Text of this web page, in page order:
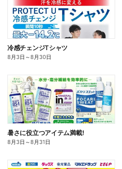
冷感チェンジTシャツ
8月3日 ～8月30日
暑さに役立つアイテム満載!
8月3日 ～8月31日